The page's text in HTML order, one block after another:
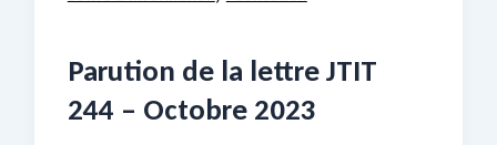
Parution de la lettre JTIT
244 – Octobre 2023